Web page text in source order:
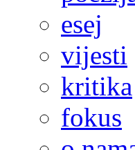
esej
vijesti
kritika
fokus